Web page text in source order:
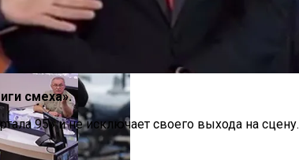
смеха».
95» и не исключает своего выхода на сцену.